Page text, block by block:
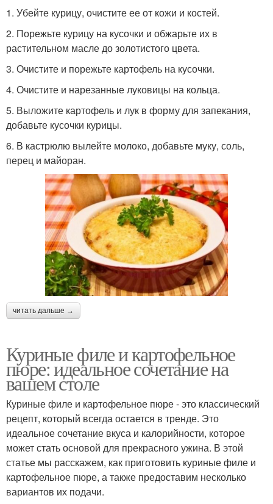
1. Убейте курицу, очистите ее от кожи и костей.
2. Порежьте курицу на кусочки и обжарьте их в
растительном масле до золотистого цвета.
3. Очистите и порежьте картофель на кусочки.
4. Очистите и нарезанные луковицы на кольца.
5. Выложите картофель и лук в форму для запекания,
добавьте кусочки курицы.
6. В кастрюлю вылейте молоко, добавьте муку, соль,
перец и майоран.
читать дальше →
Куриные филе и картофельное
пюре: идеальное сочетание на
вашем столе
Куриные филе и картофельное пюре - это классический
рецепт, который всегда остается в тренде. Это
идеальное сочетание вкуса и калорийности, которое
может стать основой для прекрасного ужина. В этой
статье мы расскажем, как приготовить куриные филе и
картофельное пюре, а также предоставим несколько
вариантов их подачи.